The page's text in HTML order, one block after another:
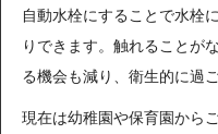
自動水栓にすることで水栓
りできます。触れることが
る機会も減り、衛生的に過
現在は幼稚園や保育園から